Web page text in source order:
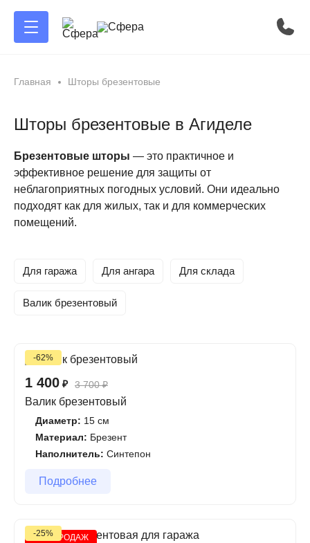
Главная Шторы брезентовые
Шторы брезентовые в Агиделе
Брезентовые шторы — это практичное и
эффективное решение для защиты от
неблагоприятных погодных условий. Они идеально
подходят как для жилых, так и для коммерческих
помещений.
Для гаража Для ангара Для склада
Валик брезентовый
-62%
1 400 ₽ 3 700₽
Валик брезентовый
Диаметр: 15 см
Материал: Брезент
Наполнитель: Синтепон
Подробнее
ХИТ ПРОДАЖ
-25%